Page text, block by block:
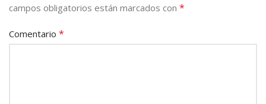
campos obligatorios están marcados con *
Comentario *